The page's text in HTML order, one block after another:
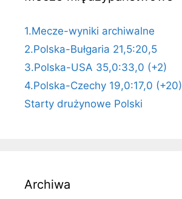
1.Mecze-wyniki archiwalne
2.Polska-Bułgaria 21,5:20,5
3.Polska-USA 35,0:33,0 (+2)
4.Polska-Czechy 19,0:17,0 (+20)
Starty drużynowe Polski
Archiwa